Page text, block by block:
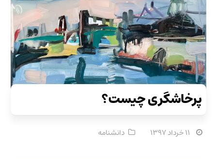
پرخاشگری چیست؟
۱۱ خرداد ۱۳۹۷ دانشنامه